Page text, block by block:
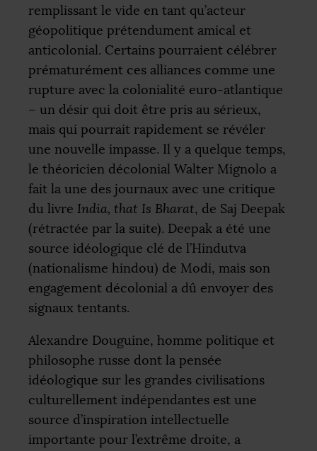
remplissant le vide en tant qu’acteur
géopolitique prétendument amical et
anticolonial. Certains pourraient célébrer
prématurément ces alliances comme une
rupture avec la colonialité euro-atlantique
– un désir qui doit être pris au sérieux,
mais qui pourrait rapidement se révéler
une nouvelle impasse. Il y a quelque temps,
le théoricien décolonial Walter Mignolo a
fait la une des journaux avec une critique
du livre India, that Is Bharat, de Saj Deepak
(rétractée par la suite). Deepak a été une
source idéologique clé de l’Hindutva
(nationalisme hindou) de Modi, mais son
engagement décolonial a dû envoyer des
signaux tentants.
Alexandre Douguine, homme politique et
philosophe russe dont la pensée
idéologique sur les grandes civilisations
culturellement indépendantes est une
source d’inspiration intellectuelle
importante pour l’extrême droite, a